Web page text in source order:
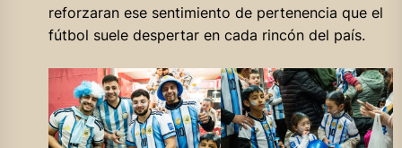
reforzaran ese sentimiento de pertenencia que el
fútbol suele despertar en cada rincón del país.